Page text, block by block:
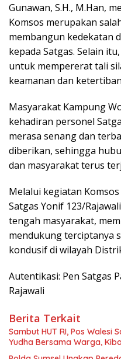
Gunawan, S.H., M.Han,
Komsos merupakan
membangun kedekatan
kepada Satgas. Selain
untuk mempererat tali
keamanan dan
Masyarakat Kampung
kehadiran personel
merasa senang dan
diberikan, sehingga
dan masyarakat terus
Melalui kegiatan
Satgas Yonif 123/
tengah masyarakat,
mendukung terciptanya
kondusif di wilayah
Autentikasi: Pen Satgas
Rajawali
Berita Terkait
Sambut HUT RI, Pos
Yudha Bersama Warga,